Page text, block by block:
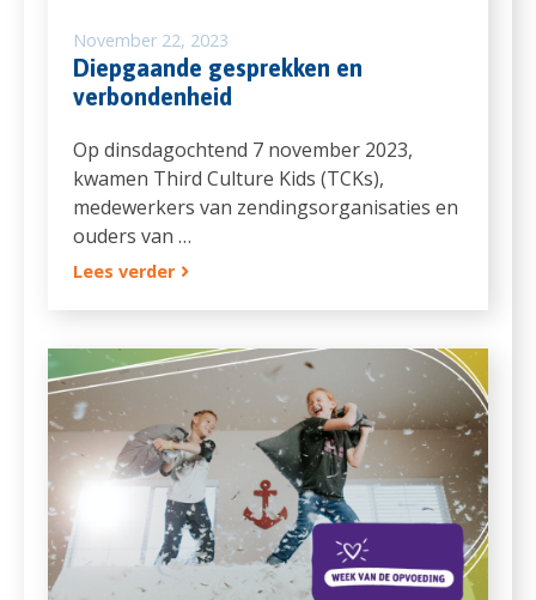
November 22, 2023
Diepgaande gesprekken en
verbondenheid
Op dinsdagochtend 7 november 2023,
kwamen Third Culture Kids (TCKs),
medewerkers van zendingsorganisaties en
ouders van …
Lees verder